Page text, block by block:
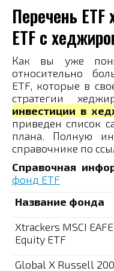
Перечень
ETF с
Как вы уже
относительно
ETF, которые в
стратегии
инвестиции в
приведен список
плана. Полную
справочнике по
Справочная
фонд ETF
Название фонда
Xtrackers MSCI
Equity ETF
Global X Russell